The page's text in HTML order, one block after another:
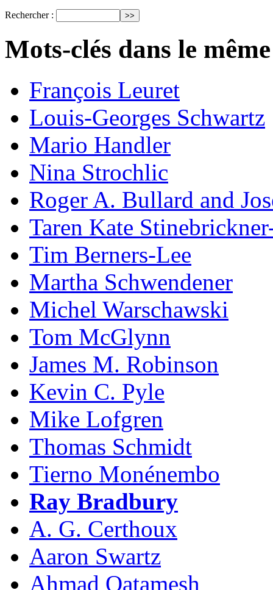
Rechercher :
Mots-clés dans le
François Leuret
Louis-Georges Schwartz
Mario Handler
Nina Strochlic
Roger A. Bullard and
Taren Kate
Tim Berners-Lee
Martha Schwendener
Michel Warschawski
Tom McGlynn
James M. Robinson
Kevin C. Pyle
Mike Lofgren
Thomas Schmidt
Tierno Monénembo
Ray Bradbury
A. G. Certhoux
Aaron Swartz
Ahmad Qatamesh